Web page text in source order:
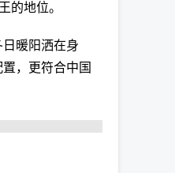
的地位。
暖阳洒在身
，更符合中国